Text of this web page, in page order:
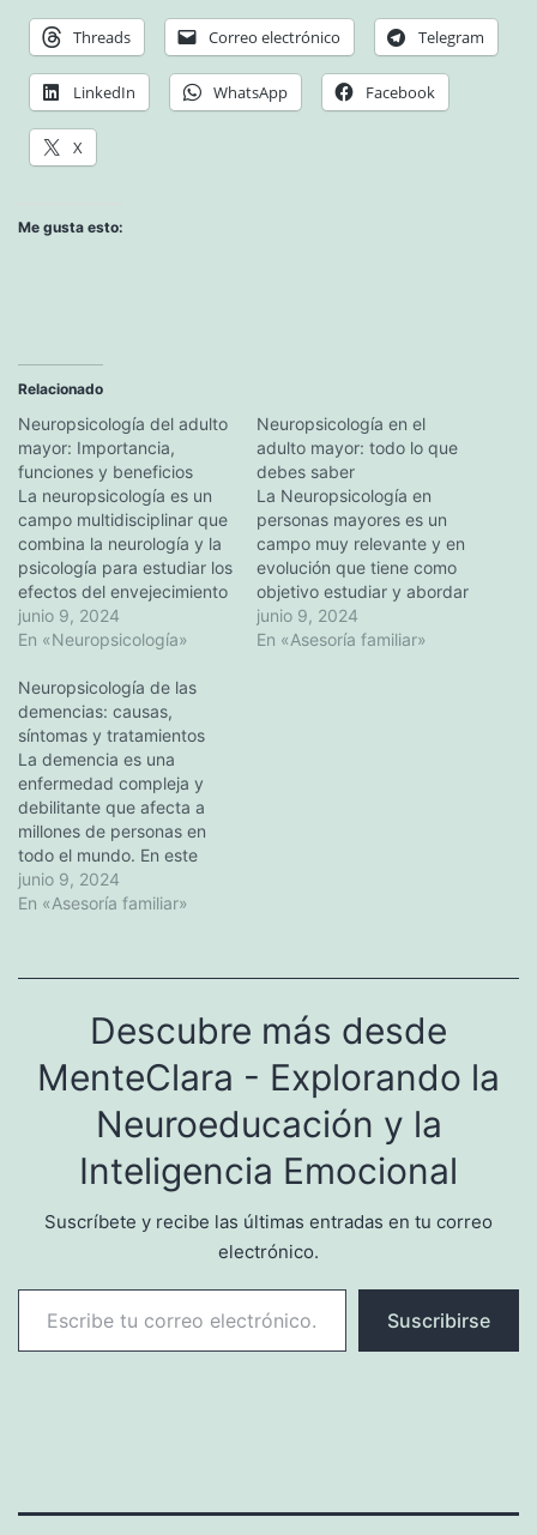
Threads Correo electrónico Telegram
LinkedIn WhatsApp Facebook
X
Me gusta esto:
Relacionado
Neuropsicología del adulto
mayor: Importancia,
funciones y beneficios
La neuropsicología es un
campo multidisciplinar que
combina la neurología y la
psicología para estudiar los
efectos del envejecimiento
en los procesos cognitivos
y conductuales. Esta
papel crucial en la
comprensión y evaluación
del estado cognitivo de los
adultos mayores, así como
en el diagnóstico de la…
junio 9, 2024
En «Neuropsicología»
Neuropsicología en el
adulto mayor: todo lo que
debes saber
La Neuropsicología en
personas mayores es un
campo muy relevante y en
evolución que tiene como
objetivo estudiar y abordar
los cambios cognitivos
asociados al
junio 9, 2024
En «Asesoría familiar»
Neuropsicología de las
demencias: causas,
síntomas y tratamientos
La demencia es una
enfermedad compleja y
debilitante que afecta a
millones de personas en
todo el mundo. En este
artículo, exploraremos el
papel de la
diagnóstico de distintos
la enfermedad de
Alzheimer, la demencia
vascular y la demencia
con…
junio 9, 2024
En «Asesoría familiar»
Descubre más desde
MenteClara - Explorando la
Neuroeducación y la
Inteligencia Emocional
Suscríbete y recibe las últimas entradas en tu correo
electrónico.
Escribe tu correo electrónico…
Suscribirse